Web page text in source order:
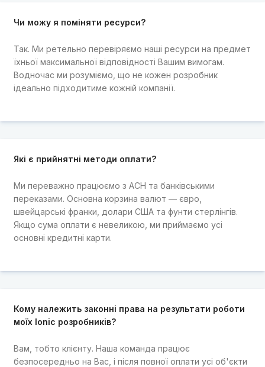
Чи можу я поміняти ресурси?
Так. Ми ретельно перевіряємо наші ресурси на предмет
їхньої максимальної відповідності Вашим вимогам.
Водночас ми розуміємо, що не кожен розробник
ідеально підходитиме кожній компанії.
Які є прийнятні методи оплати?
Ми переважно працюємо з ACH та банківськими
переказами. Основна корзина валют — євро,
швейцарські франки, долари США та фунти стерлінгів.
Якщо сума оплати є невеликою, ми приймаємо усі
основні кредитні карти.
Кому належить законні права на результати роботи
моїх Ionic розробників?
Вам, тобто клієнту. Наша команда працює
безпосередньо на Вас, і після повної оплати усі об'єкти